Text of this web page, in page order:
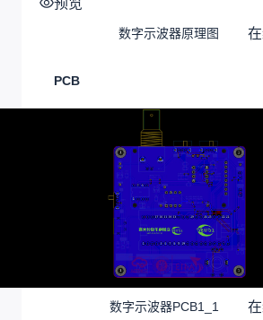
数字示波器原理图
PCB
数字示波器PCB1_1